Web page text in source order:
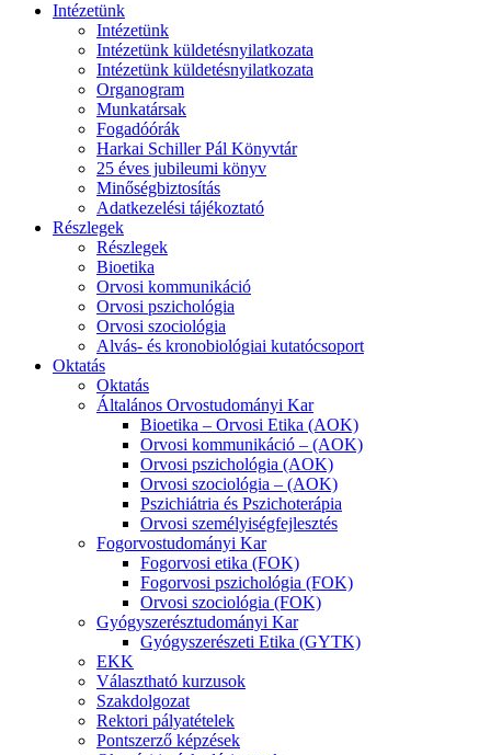
Intézetünk
Intézetünk
Intézetünk küldetésnyilatkozata
Intézetünk küldetésnyilatkozata
Organogram
Munkatársak
Fogadóórák
Harkai Schiller Pál Könyvtár
25 éves jubileumi könyv
Minőségbiztosítás
Adatkezelési tájékoztató
Részlegek
Részlegek
Bioetika
Orvosi kommunikáció
Orvosi pszichológia
Orvosi szociológia
Alvás- és kronobiológiai kutatócsoport
Oktatás
Oktatás
Általános Orvostudományi Kar
Bioetika – Orvosi Etika (AOK)
Orvosi kommunikáció – (AOK)
Orvosi pszichológia (AOK)
Orvosi szociológia – (AOK)
Pszichiátria és Pszichoterápia
Orvosi személyiségfejlesztés
Fogorvostudományi Kar
Fogorvosi etika (FOK)
Fogorvosi pszichológia (FOK)
Orvosi szociológia (FOK)
Gyógyszerésztudományi Kar
Gyógyszerészeti Etika (GYTK)
EKK
Választható kurzusok
Szakdolgozat
Rektori pályatételek
Pontszerző képzések